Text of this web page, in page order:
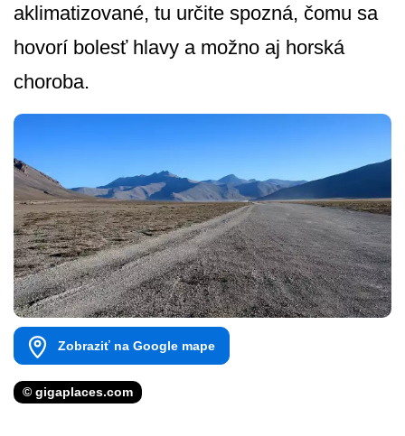
aklimatizované, tu určite spozná, čomu sa
hovorí bolesť hlavy a možno aj horská
choroba.
Zobraziť na Google mape
© gigaplaces.com